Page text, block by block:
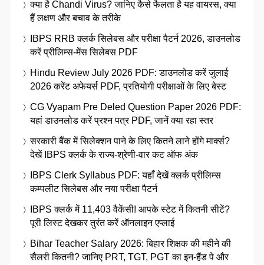
क्या है Chandi Virus? जानिए कैसे फैलता है यह वायरस, क्या
हैं लक्षण और बचाव के तरीके
IBPS RRB क्लर्क सिलेबस और परीक्षा पैटर्न 2026, डाउनलोड
करें प्रीलिम्स-मेंस सिलेबस PDF
Hindu Review July 2026 PDF: डाउनलोड करें जुलाई
2026 करेंट अफेयर्स PDF, प्रतियोगी परीक्षाओं के लिए बेस्ट
CG Vyapam Pre Deled Question Paper 2026 PDF:
यहां डाउनलोड करें प्रश्न पत्र PDF, जानें क्या रहा स्तर
सरकारी बैंक में सिलेक्शन पाने के लिए कितने लाने होंगे मार्क्स?
देखें IBPS क्लर्क के राज्य-श्रेणी-वार कट ऑफ अंक
IBPS Clerk Syllabus PDF: यहाँ देखें क्लर्क प्रीलिम्स
कम्पलीट सिलेबस और नया परीक्षा पैटर्न
IBPS क्लर्क में 11,403 वैकेंसी! आपके स्टेट में कितनी सीटें?
पूरी लिस्ट देखकर तुरंत करें ऑनलाइन एप्लाई
Bihar Teacher Salary 2026: बिहार शिक्षक की महीने की
सैलरी कितनी? जानिए PRT, TGT, PGT का इन-हैंड पे और